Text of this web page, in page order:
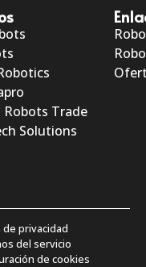
Robots Trade
Solutions
de privacidad
del servicio
de cookies